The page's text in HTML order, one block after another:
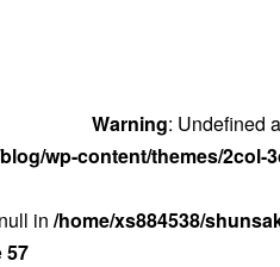
Warning: Undefined
wp-content/themes/2col-
in /home/xs884538/
57